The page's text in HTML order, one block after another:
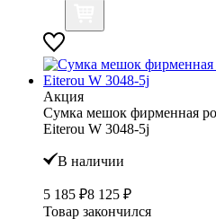
Акция
Сумка мешок фирменная
Eiterou W 3048-5j
В наличии
5 185 ₽8 125 ₽
Товар закончился